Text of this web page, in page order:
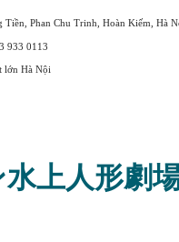
Tiền, Phan Chu Trinh, Hoàn Kiếm, Hà
933 0113
lớn Hà Nội
上人形劇